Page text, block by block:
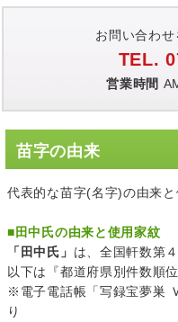
お問い合わ
TEL.
営業時間
苗字の由来
代表的な苗字(名字)の由来と
■田中氏の由来と使用家紋
「田中氏」 は、全国軒数第
以下は『都道府県別件数順
※電子電話帳「写録宝夢巣
り